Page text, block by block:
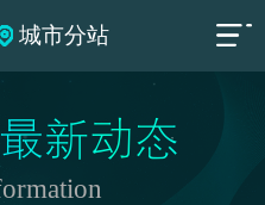
城市分站
新动态